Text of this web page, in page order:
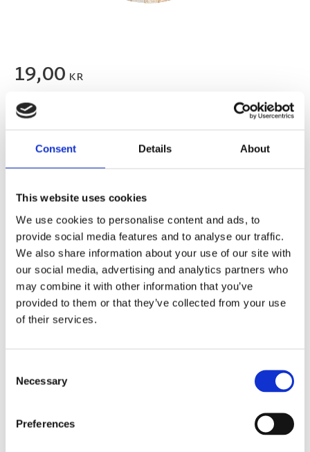
Consent Details About
This website uses cookies
We use cookies to personalise content and ads, to
provide social media features and to analyse our traffic.
We also share information about your use of our site with
our social media, advertising and analytics partners who
may combine it with other information that you’ve
provided to them or that they’ve collected from your use
of their services.
Selection
Necessary
Preferences
19,00 KR
FLER FÄRGER
st KÖP
Lagerstatus 4 st i lager Artikelnr 1629-2
Tillverkare
Different Design
Fri frakt över 995kr
Snabba leveranser